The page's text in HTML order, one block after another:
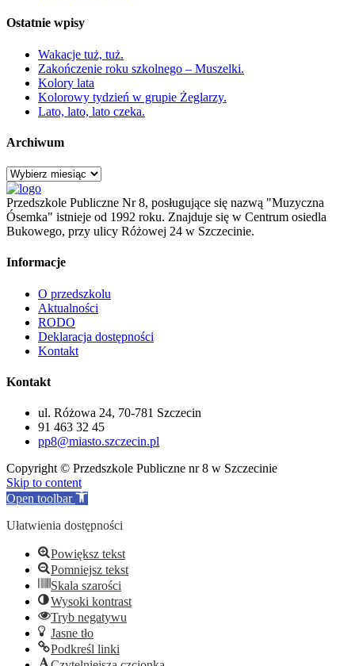
Ostatnie wpisy
Wakacje tuż, tuż.
Zakończenie roku szkolnego – Muszelki.
Kolory lata
Kolorowy tydzień w grupie Żeglarzy.
Lato, lato, lato czeka.
Archiwum
Archiwum
Przedszkole Publiczne Nr 8, posługujące się nazwą "Muzyczna
Ósemka" istnieje od 1992 roku. Znajduje się w Centrum osiedla
Bukowego, przy ulicy Różowej 24 w Szczecinie.
Informacje
O przedszkolu
Aktualności
RODO
Deklaracja dostępności
Kontakt
Kontakt
ul. Różowa 24, 70-781 Szczecin
91 463 32 45
pp8@miasto.szczecin.pl
Copyright © Przedszkole Publiczne nr 8 w Szczecinie
Skip to content
Open toolbar
Ułatwienia dostępności
Powiększ tekst
Pomniejsz tekst
Skala szarości
Wysoki kontrast
Tryb negatywu
Jasne tło
Podkreśl linki